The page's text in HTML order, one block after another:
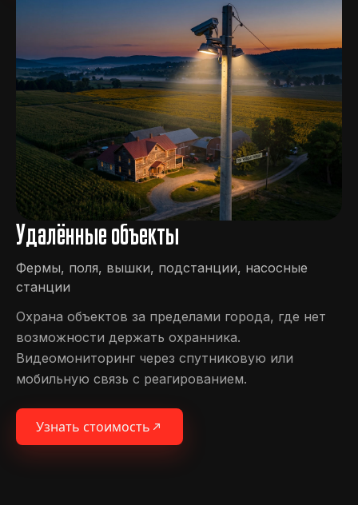
Удалённые объекты
Фермы, поля, вышки, подстанции, насосные
станции
Охрана объектов за пределами города, где нет
возможности держать охранника.
Видеомониторинг через спутниковую или
мобильную связь с реагированием.
Узнать стоимость